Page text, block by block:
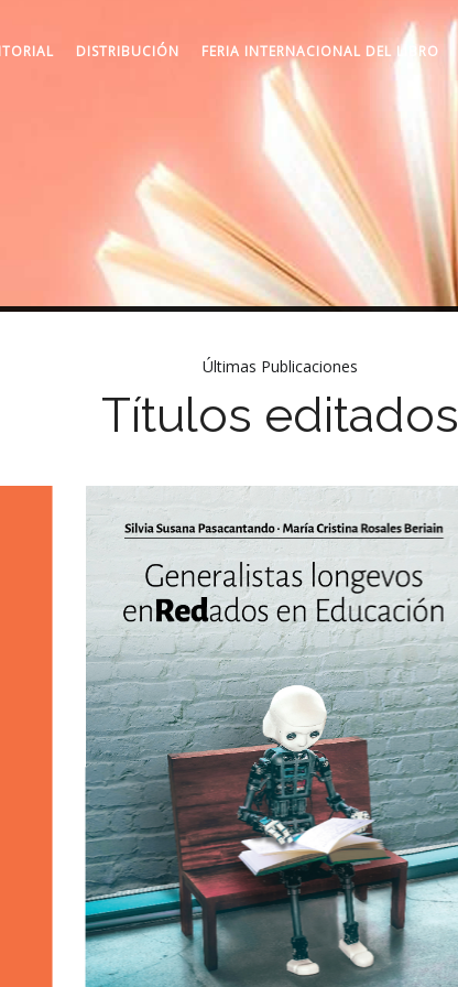
DISTRIBUCIÓN FERIA INTERNACIONAL DEL LIBRO
Últimas Publicaciones
Títulos editados